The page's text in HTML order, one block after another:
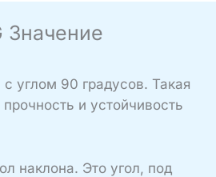
Значение
углом 90 градусов. Такая
и устойчивость
наклона. Это угол, под